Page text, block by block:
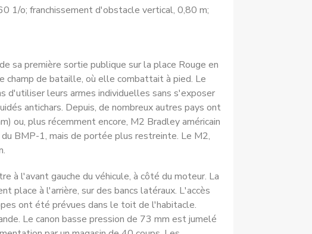
1/o; franchissement d'obstacle vertical, 0,80 m;
sa première sortie publique sur la place Rouge en
champ de bataille, où elle combattait à pied. Le
d'utiliser leurs armes individuelles sans s'exposer
anti­chars. Depuis, de nombreux autres pays ont
ou, plus récemment encore, M2 Bradley américain
BMP-1, mais de portée plus restreinte. Le M2,
à l'avant gauche du véhicule, à côté du moteur. La
place à l'arrière, sur des bancs latéraux. L'accès
ont été prévues dans le toit de l'habitacle.
Le canon basse pression de 73 mm est jumelé